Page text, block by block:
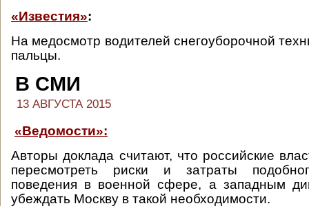
«Известия»:
На медосмотр водителей снегоуборочной
пальцы.
В СМИ
13 АВГУСТА 2015
«Ведомости»:
Авторы доклада считают, что российские
пересмотреть риски и затраты
поведения в военной сфере, а западным
убеждать Москву в такой необходимости.